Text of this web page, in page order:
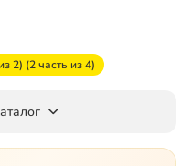
2) (2 часть из 4)